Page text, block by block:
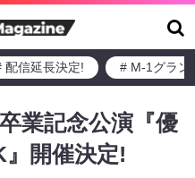
配信延長決定! # M-1グラン
業記念公演『優
開催決定!